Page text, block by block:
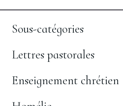
Sous-catégories
Lettres pastorales
Enseignement chrétien